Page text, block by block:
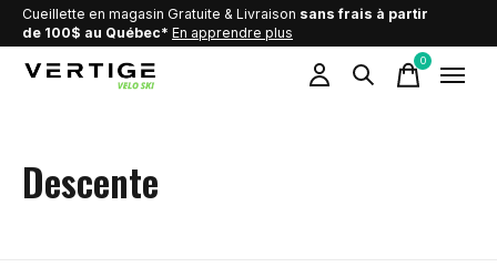
Cueillette en magasin Gratuite & Livraison sans frais à partir
de 100$ au Québec* En apprendre plus
0items
Descente